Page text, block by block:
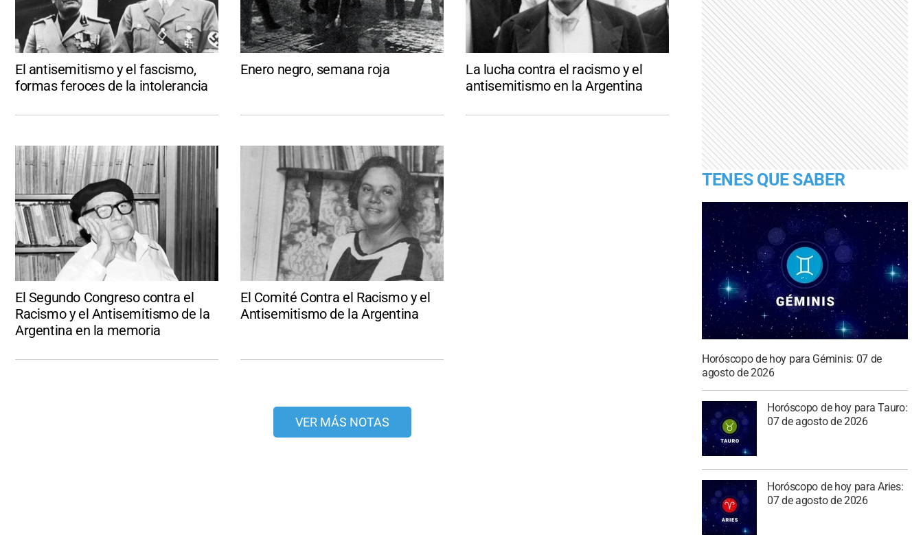
El antisemitismo y el fascismo,
formas feroces de la intolerancia
Enero negro, semana roja
La lucha contra el racismo y el
antisemitismo en la Argentina
El Segundo Congreso contra el
Racismo y el Antisemitismo de la
Argentina en la memoria
El Comité Contra el Racismo y el
Antisemitismo de la Argentina
VER MÁS NOTAS
TENES QUE SABER
Horóscopo de hoy para Géminis: 07 de
agosto de 2026
Horóscopo de hoy para Tauro:
07 de agosto de 2026
Horóscopo de hoy para Aries:
07 de agosto de 2026